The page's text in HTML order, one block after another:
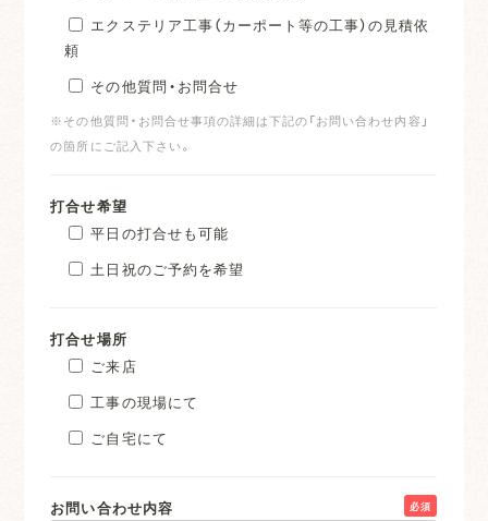
エクステリア工事（カーポート等の工事）の見積依
頼
その他質問・お問合せ
※その他質問・お問合せ事項の詳細は下記の「お問い合わせ内容」
の箇所にご記入下さい。
打合せ希望
平日の打合せも可能
土日祝のご予約を希望
打合せ場所
ご来店
工事の現場にて
ご自宅にて
お問い合わせ内容 必須